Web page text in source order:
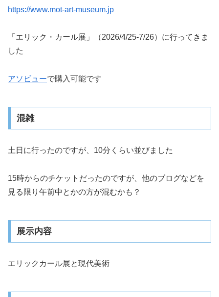
https://www.mot-art-museum.jp
「エリック・カール展」（2026/4/25-7/26）に行ってきま
した
アソビューで購入可能です
混雑
土日に行ったのですが、10分くらい並びました
15時からのチケットだったのですが、他のブログなどを
見る限り午前中とかの方が混むかも？
展示内容
エリックカール展と現代美術